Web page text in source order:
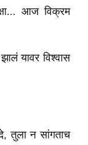
आज विक्रम
यावर विश्वास
तुला न सांगताच